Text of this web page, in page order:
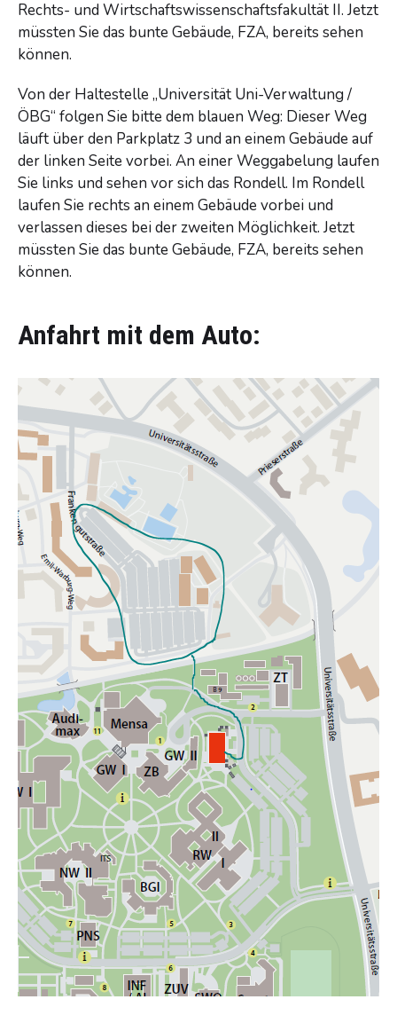
Rechts- und Wirtschaftswissenschaftsfakultät II. Jetzt
müssten Sie das bunte Gebäude, FZA, bereits sehen
können.
Von der Haltestelle „Universität Uni-Verwaltung /
ÖBG“ folgen Sie bitte dem blauen Weg: Dieser Weg
läuft über den Parkplatz 3 und an einem Gebäude auf
der linken Seite vorbei. An einer Weggabelung laufen
Sie links und sehen vor sich das Rondell. Im Rondell
laufen Sie rechts an einem Gebäude vorbei und
verlassen dieses bei der zweiten Möglichkeit. Jetzt
müssten Sie das bunte Gebäude, FZA, bereits sehen
können.
Anfahrt mit dem Auto: